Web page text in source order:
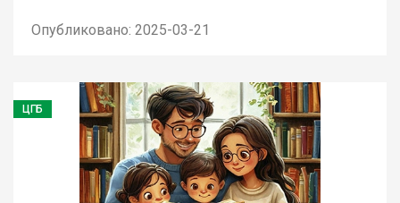
Опубликовано: 2025-03-21
ЦГБ